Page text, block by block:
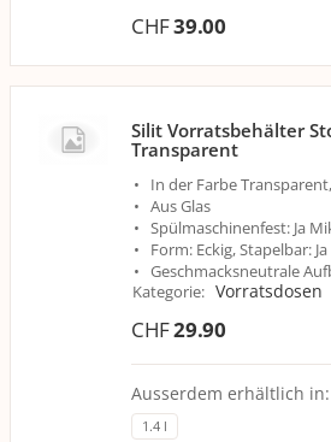
CHF39.00
Silit Vorratsbehälter
Transparent
In der Farbe
Aus Glas
Spülmaschinenfest: Ja
Form: Eckig, Stapelbar: Ja
Geschmacksneutrale
Kategorie: Vorratsdosen
CHF29.90
Ausserdem erhältlich in:
1.4 l